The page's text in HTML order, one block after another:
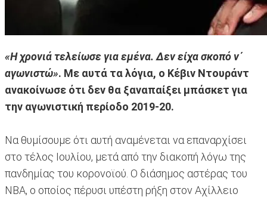
«Η χρονιά τελείωσε για εμένα. Δεν είχα σκοπό ν΄
αγωνιστώ». Με αυτά τα λόγια, ο Κέβιν Ντουράντ
ανακοίνωσε ότι δεν θα ξαναπαίξει μπάσκετ για
την αγωνιστική περίοδο 2019-20.
Να θυμίσουμε ότι αυτή αναμένεται να επαναρχίσει
στο τέλος Ιουλίου, μετά από την διακοπή λόγω της
πανδημίας του κορονοϊού. Ο διάσημος αστέρας του
ΝΒΑ, ο οποίος πέρυσι υπέστη ρήξη στον Αχίλλειο